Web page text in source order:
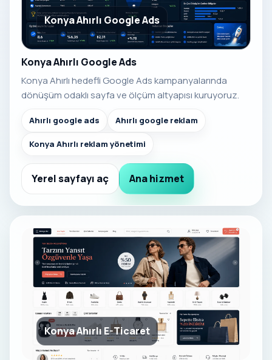
Konya Ahırlı Google Ads
Konya Ahırlı Google Ads
Konya Ahırlı hedefli Google Ads kampanyalarında
dönüşüm odaklı sayfa ve ölçüm altyapısı kuruyoruz.
Ahırlı google ads Ahırlı google reklam
Konya Ahırlı reklam yönetimi
Yerel sayfayı aç Ana hizmet
Konya Ahırlı E-Ticaret